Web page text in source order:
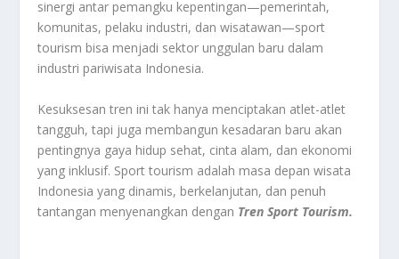
sinergi antar pemangku kepentingan—pemerintah,
komunitas, pelaku industri, dan wisatawan—sport
tourism bisa menjadi sektor unggulan baru dalam
industri pariwisata Indonesia.
Kesuksesan tren ini tak hanya menciptakan atlet-atlet
tangguh, tapi juga membangun kesadaran baru akan
pentingnya gaya hidup sehat, cinta alam, dan ekonomi
yang inklusif. Sport tourism adalah masa depan wisata
Indonesia yang dinamis, berkelanjutan, dan penuh
tantangan menyenangkan dengan Tren Sport Tourism.